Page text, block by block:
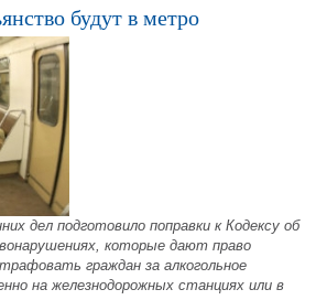
будут в метро
дел подготовило поправки к Кодексу об
которые дают право
граждан за алкогольное
на железнодорожных станциях или в